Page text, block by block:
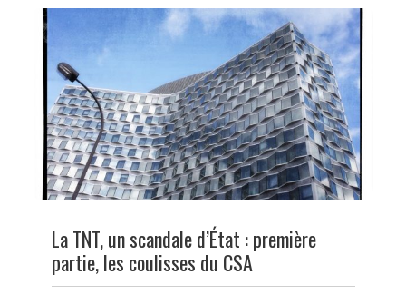
La TNT, un scandale d’État : première
partie, les coulisses du CSA